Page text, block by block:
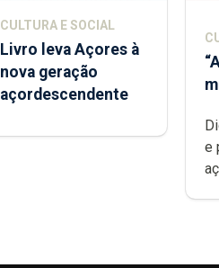
CULTURA E SOCIAL
Livro leva Açores à
nova geração
açordescendente
e